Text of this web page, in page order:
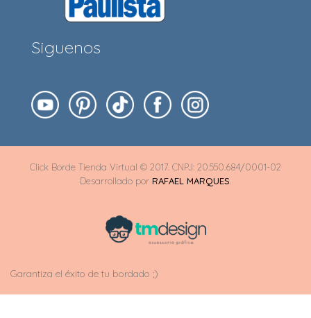
Siguenos
Click Borde Tienda Virtual © 2017. CNPJ: 20.550.684/0001-02
Desarrollado por RAFAEL MARQUES
Garantiza el éxito de tu bordado ;)